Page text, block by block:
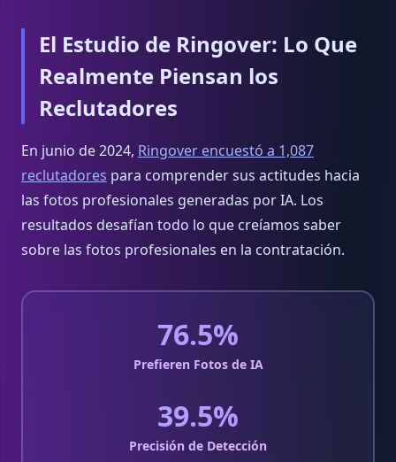
El Estudio de Ringover: Lo Que
Realmente Piensan los
Reclutadores
En junio de 2024, Ringover encuestó a 1,087
reclutadores para comprender sus actitudes hacia
las fotos profesionales generadas por IA. Los
resultados desafían todo lo que creíamos saber
sobre las fotos profesionales en la contratación.
76.5%
Prefieren Fotos de IA
39.5%
Precisión de Detección